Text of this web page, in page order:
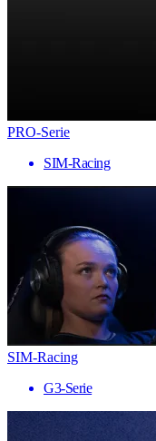
PRO-Serie
SIM-Racing
SIM-Racing
G3-Serie